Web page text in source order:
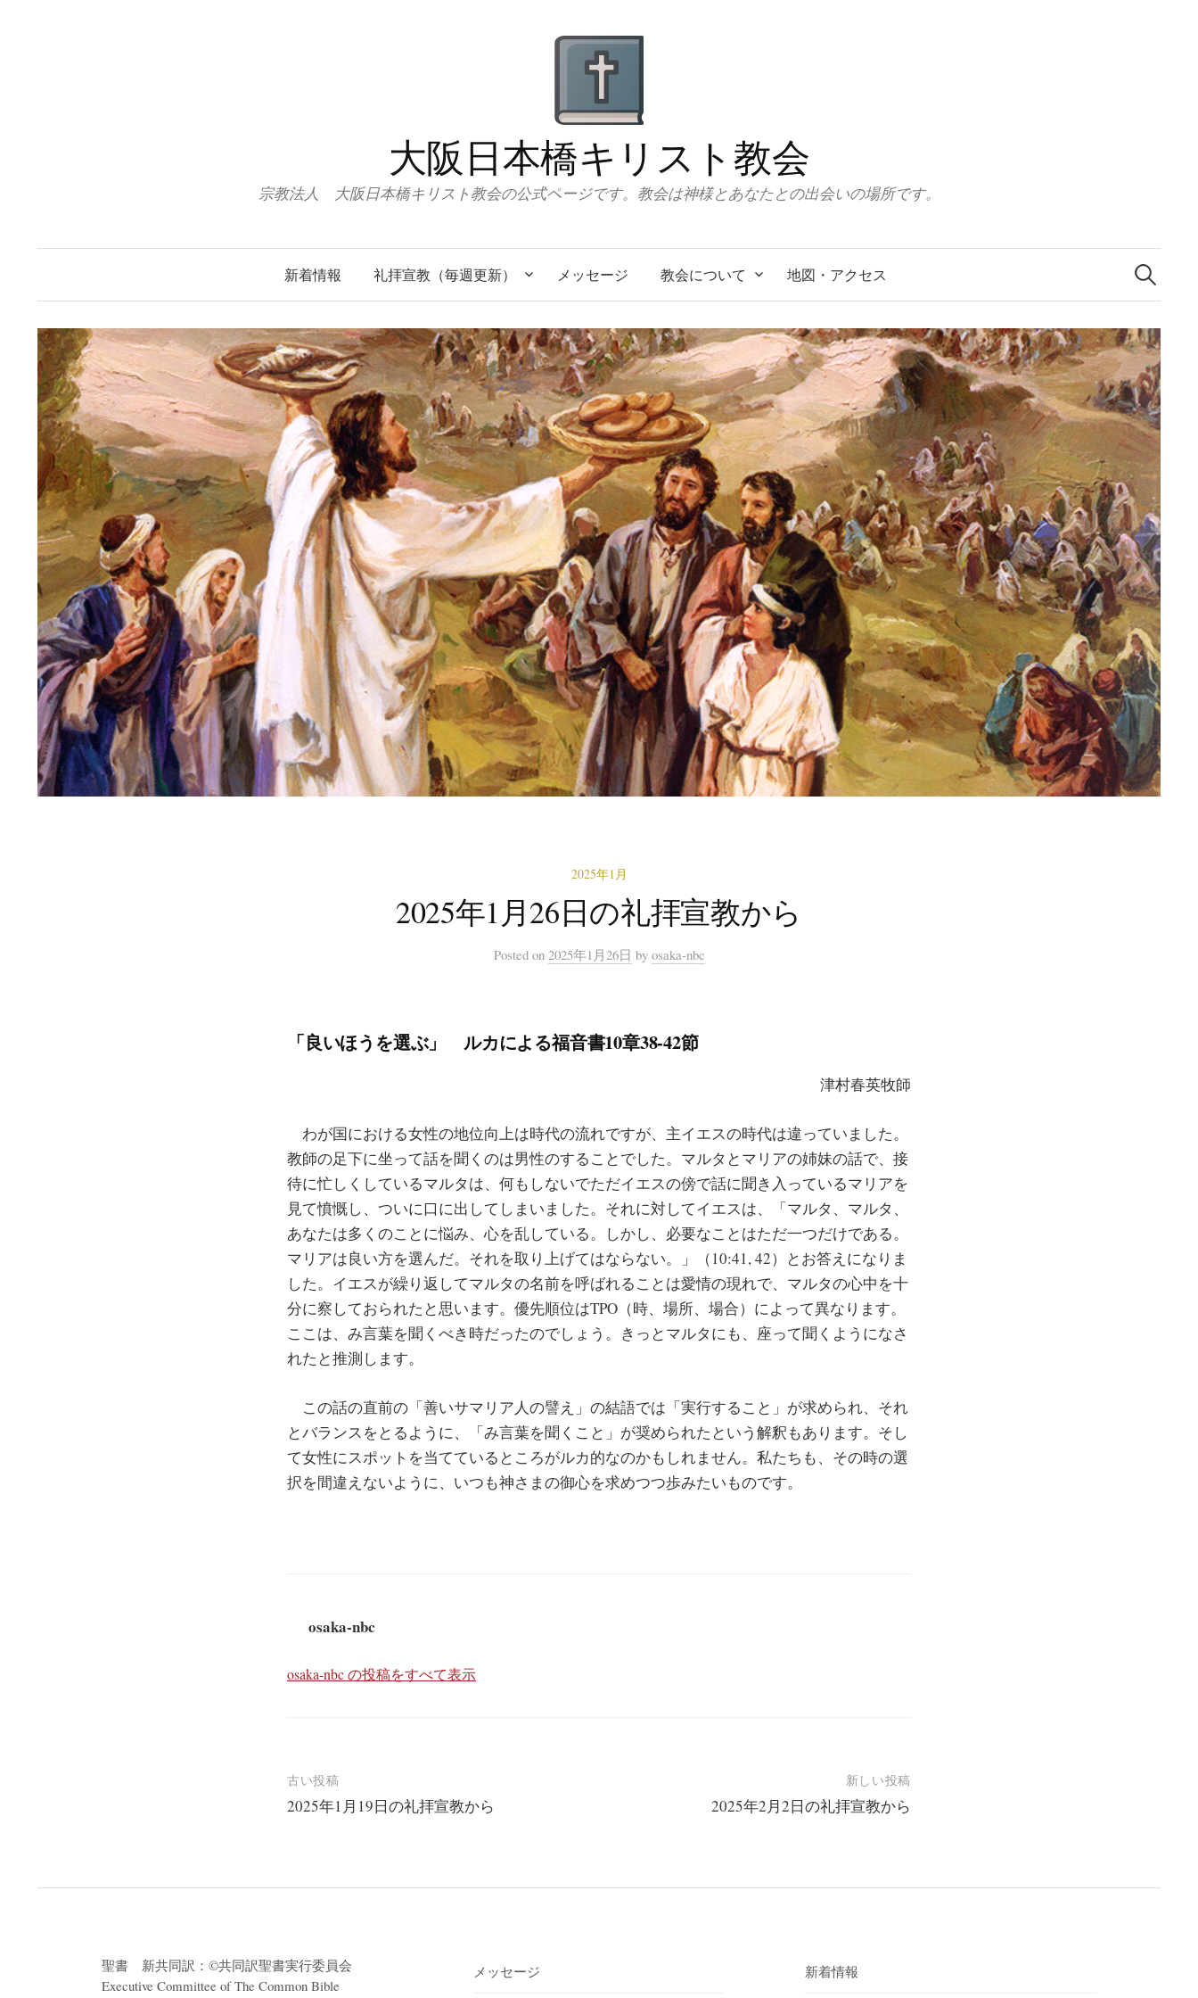
大阪日本橋キリスト教会
宗教法人 大阪日本橋キリスト教会の公式ページです。教会は神様とあなたとの出会いの場所です。
新着情報 礼拝宣教（毎週更新） メッセージ 教会について 地図・アクセス
検
索:
2025年1月
2025年1月26日の礼拝宣教から
Posted on 2025年1月26日 by osaka-nbc
「良いほうを選ぶ」 ルカによる福音書10章38-42節
津村春英牧師
わが国における女性の地位向上は時代の流れですが、主イエスの時代は違っていました。
教師の足下に坐って話を聞くのは男性のすることでした。マルタとマリアの姉妹の話で、接
待に忙しくしているマルタは、何もしないでただイエスの傍で話に聞き入っているマリアを
見て憤慨し、ついに口に出してしまいました。それに対してイエスは、「マルタ、マルタ、
あなたは多くのことに悩み、心を乱している。しかし、必要なことはただ一つだけである。
マリアは良い方を選んだ。それを取り上げてはならない。」（10:41, 42）とお答えになりま
した。イエスが繰り返してマルタの名前を呼ばれることは愛情の現れで、マルタの心中を十
分に察しておられたと思います。優先順位はTPO（時、場所、場合）によって異なります。
ここは、み言葉を聞くべき時だったのでしょう。きっとマルタにも、座って聞くようになさ
れたと推測します。
この話の直前の「善いサマリア人の譬え」の結語では「実行すること」が求められ、それ
とバランスをとるように、「み言葉を聞くこと」が奨められたという解釈もあります。そし
て女性にスポットを当てているところがルカ的なのかもしれません。私たちも、その時の選
択を間違えないように、いつも神さまの御心を求めつつ歩みたいものです。
osaka-nbc
osaka-nbc の投稿をすべて表示
投
稿
シ
ョ
古い投稿
2025年1月19日の礼拝宣教から
新しい投稿
2025年2月2日の礼拝宣教から
聖書 新共同訳：©共同訳聖書実行委員会
Executive Committee of The Common Bible
メッセージ 新着情報